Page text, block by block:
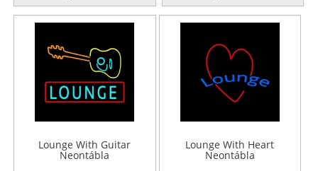
Lounge With Guitar
Neontábla
Lounge With Heart
Neontábla